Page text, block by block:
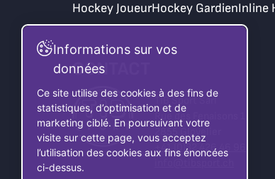
Hockey JoueurHockey GardienInline
CONTACT
TIB Sport Sàrl
Rue des Fenaisons 1
2855 Glovelier
+41 (0)32 426 46 96
Informations sur vos
données
Ce site utilise des cookies à des fins de
statistiques, d’optimisation et de
marketing ciblé. En poursuivant votre
visite sur cette page, vous acceptez
l’utilisation des cookies aux fins énoncées
ci-dessus.